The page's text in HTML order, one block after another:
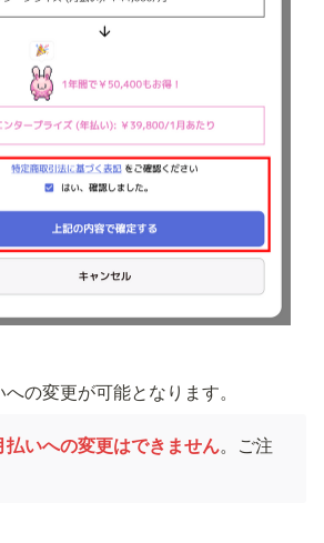
の変更が可能となります。
払いへの変更はできません。ご注